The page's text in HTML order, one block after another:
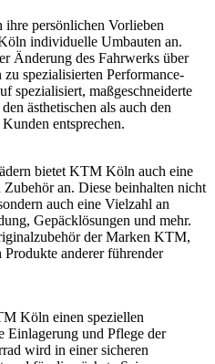
persönlichen Vorlieben
individuelle Umbauten an.
Änderung des Fahrwerks über
spezialisierten Performance-
spezialisiert, maßgeschneiderte
ästhetischen als auch den
entsprechen.
bietet KTM Köln auch eine
an. Diese beinhalten nicht
auch eine Vielzahl an
Gepäcklösungen und mehr.
der Marken KTM,
anderer führender
Köln einen speziellen
Einlagerung und Pflege der
wird in einer sicheren